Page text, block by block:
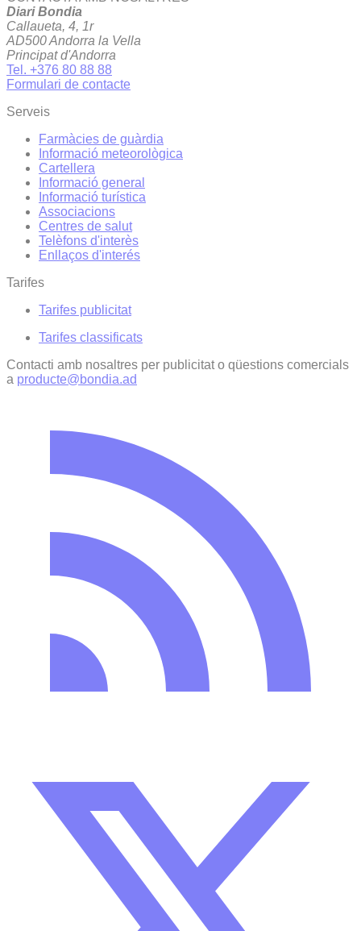
Diari Bondia
Callaueta, 4, 1r
AD500 Andorra la Vella
Principat d'Andorra
Tel. +376 80 88 88
Formulari de contacte
Serveis
Farmàcies de guàrdia
Informació meteorològica
Cartellera
Informació general
Informació turística
Associacions
Centres de salut
Telèfons d'interès
Enllaços d'interés
Tarifes
Tarifes publicitat
Tarifes classificats
Contacti amb nosaltres per publicitat o qüestions comercials
a producte@bondia.ad